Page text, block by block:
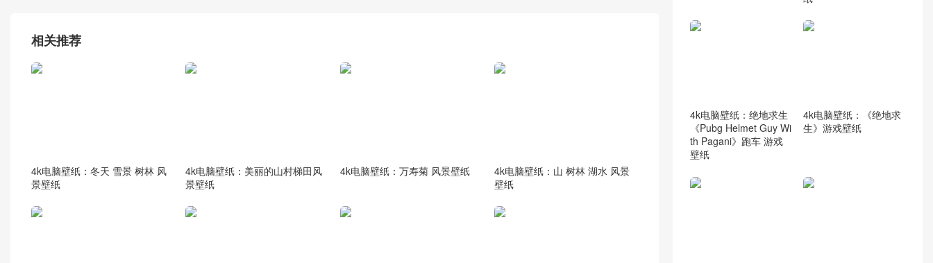
相关推荐
4k电脑壁纸：冬天 雪景 树林 风
景壁纸
4k电脑壁纸：美丽的山村梯田风
景壁纸
4k电脑壁纸：万寿菊 风景壁纸
4k电脑壁纸：山 树林 湖水 风景
壁纸
4k电脑壁纸：绝地求生
《Pubg Helmet Guy Wi
th Pagani》跑车 游戏
壁纸
4k电脑壁纸：《绝地求
生》游戏壁纸